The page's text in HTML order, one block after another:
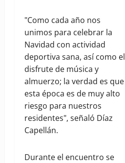
"Como cada año nos
unimos para celebrar la
Navidad con actividad
deportiva sana, así como el
disfrute de música y
almuerzo; la verdad es que
esta época es de muy alto
riesgo para nuestros
residentes", señaló Díaz
Capellán.
Durante el encuentro se